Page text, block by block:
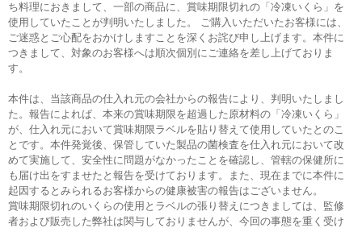
ち料理におきまして、一部の商品に、賞味期限切れの「冷凍いくら」を
使用していたことが判明いたしました。 ご購入いただいたお客様には、
ご迷惑とご心配をおかけしますことを深くお詫び申し上げます。本件に
つきまして、対象のお客様へは順次個別にご連絡を差し上げておりま
す。
本件は、当該商品の仕入れ元の会社からの報告により、判明いたしまし
た。報告によれば、本来の賞味期限を超過した原材料の「冷凍いくら」
が、仕入れ元において賞味期限ラベルを貼り替えて使用していたとのこ
とです。本件発覚後、保管していた製品の菌検査を仕入れ元において改
めて実施して、安全性に問題がなかったことを確認し、管轄の保健所に
も届け出をすませたと報告を受けております。また、現在までに本件に
起因するとみられるお客様からの健康被害の報告はございません。
賞味期限切れのいくらの使用とラベルの張り替えにつきましては、監修
者および販売した弊社は関与しておりませんが、今回の事態を重く受け